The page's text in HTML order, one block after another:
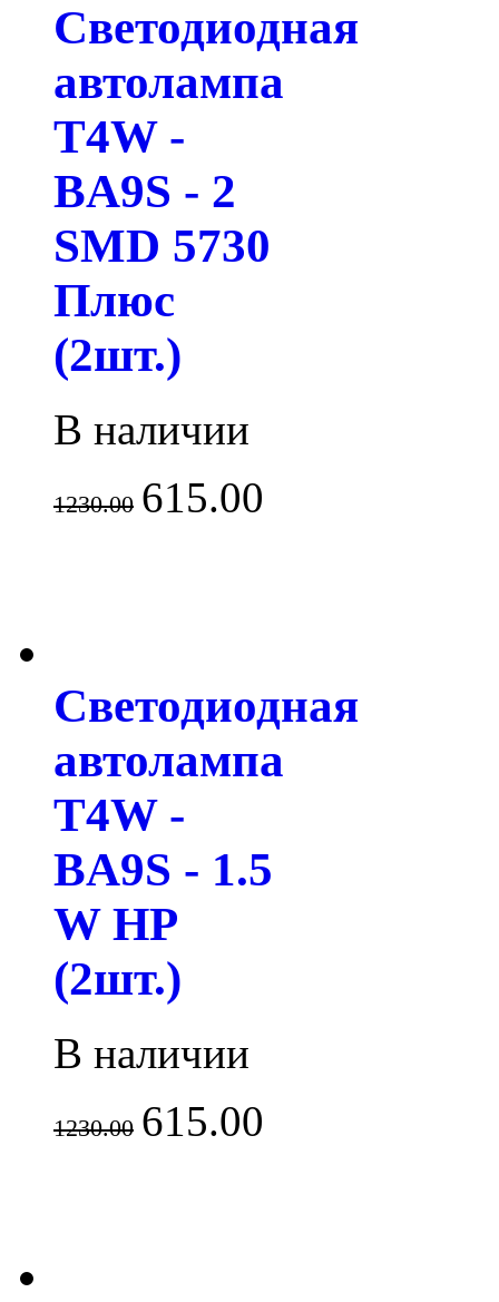
Светодиодная
автолампа
T4W -
BA9S - 2
SMD 5730
Плюс
(2шт.)
В наличии
1230.00 615.00
Светодиодная
автолампа
T4W -
BA9S - 1.5
W HP
(2шт.)
В наличии
1230.00 615.00